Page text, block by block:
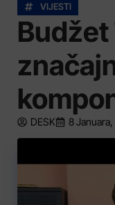
VIJESTI
Budžet
DESK 8 Januara,